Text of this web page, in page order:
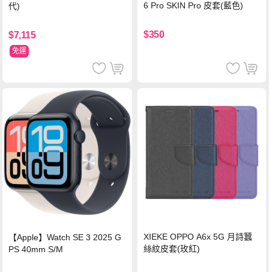
代)
$7,115
免運
6 Pro SKIN Pro 皮套(藍色)
$350
【Apple】Watch SE 3 2025 G
PS 40mm S/M
XIEKE OPPO A6x 5G 月詩蠶
絲紋皮套(玫紅)